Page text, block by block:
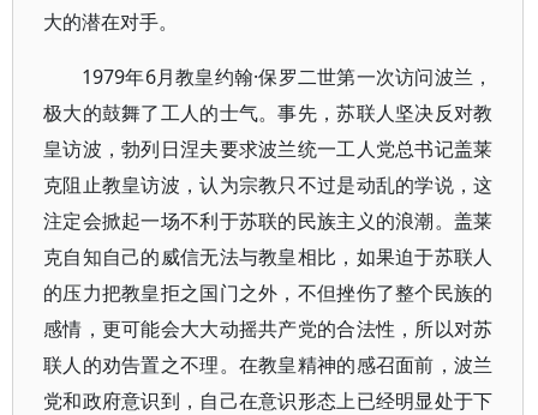
大的潜在对手。
1979年6月教皇约翰·保罗二世第一次访问波兰，
极大的鼓舞了工人的士气。事先，苏联人坚决反对教
皇访波，勃列日涅夫要求波兰统一工人党总书记盖莱
克阻止教皇访波，认为宗教只不过是动乱的学说，这
注定会掀起一场不利于苏联的民族主义的浪潮。盖莱
克自知自己的威信无法与教皇相比，如果迫于苏联人
的压力把教皇拒之国门之外，不但挫伤了整个民族的
感情，更可能会大大动摇共产党的合法性，所以对苏
联人的劝告置之不理。在教皇精神的感召面前，波兰
党和政府意识到，自己在意识形态上已经明显处于下